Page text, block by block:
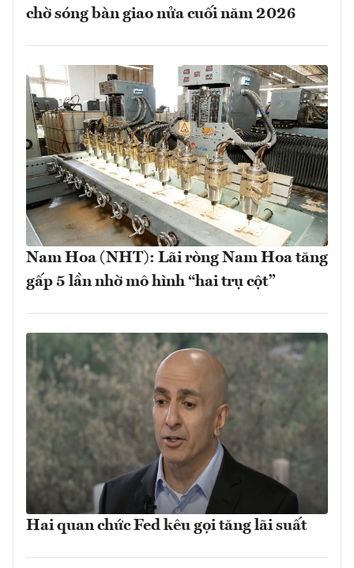
chờ sóng bàn giao nửa cuối năm 2026
Nam Hoa (NHT): Lãi ròng Nam Hoa tăng
gấp 5 lần nhờ mô hình “hai trụ cột”
Hai quan chức Fed kêu gọi tăng lãi suất